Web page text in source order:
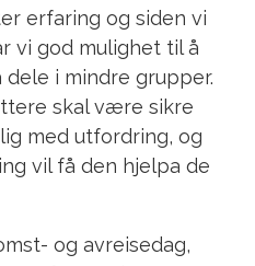
erfaring og siden vi
vi god mulighet til å
i mindre grupper.
skal være sikre
med utfordring, og
vil få den hjelpa de
og avreisedag,